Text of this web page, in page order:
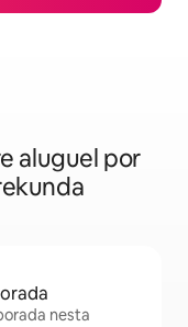
aluguel por
nesta